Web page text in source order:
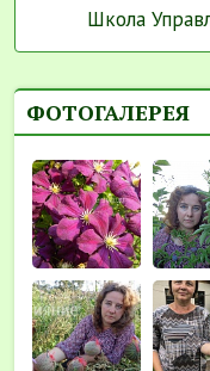
Школа
ФОТОГАЛЕРЕЯ